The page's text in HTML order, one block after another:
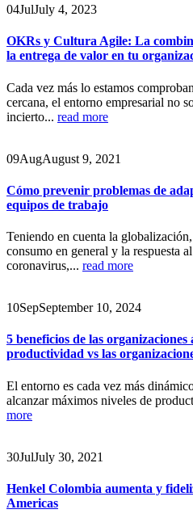
04JulJuly 4, 2023
OKRs y Cultura Agile: La
la entrega de valor en tu
Cada vez más lo estamos
cercana, el entorno empresarial no
incierto... read more
09AugAugust 9, 2021
Cómo prevenir problemas de
equipos de trabajo
Teniendo en cuenta la
consumo en general y la respuesta
coronavirus,... read more
10SepSeptember 10, 2024
5 beneficios de las
productividad vs las
El entorno es cada vez más
alcanzar máximos niveles de
more
30JulJuly 30, 2021
Henkel Colombia aumenta y
Americas